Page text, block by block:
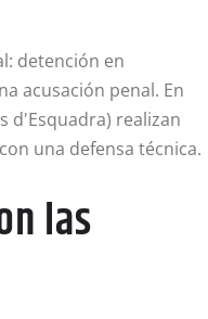
detención en
acusación penal. En
d'Esquadra) realizan
una defensa técnica.
las